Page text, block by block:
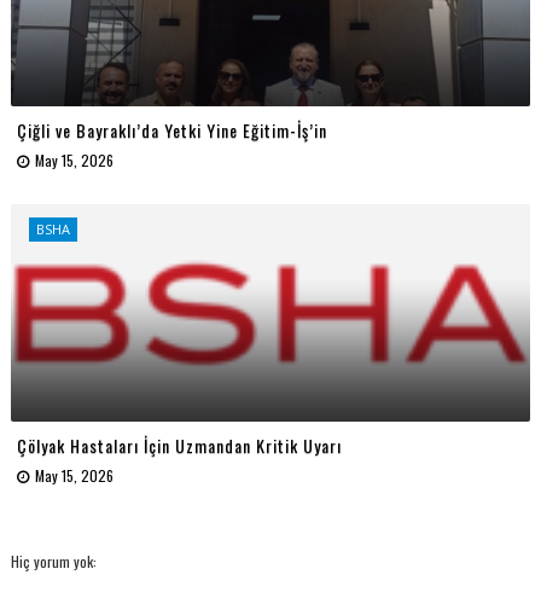
Çiğli ve Bayraklı’da Yetki Yine Eğitim-İş’in
May 15, 2026
BSHA
Çölyak Hastaları İçin Uzmandan Kritik Uyarı
May 15, 2026
Hiç yorum yok: